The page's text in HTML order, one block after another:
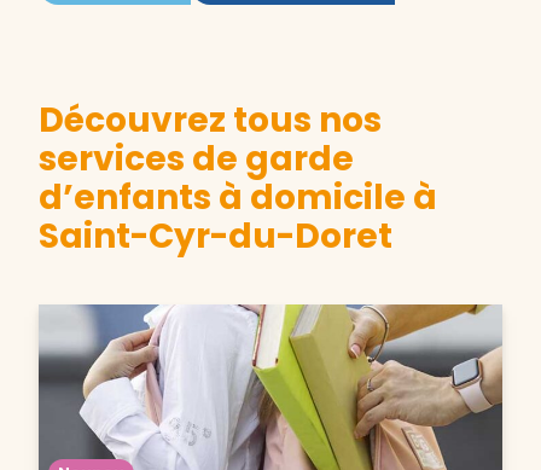
Découvrez tous nos
services de garde
d’enfants à domicile à
Saint-Cyr-du-Doret